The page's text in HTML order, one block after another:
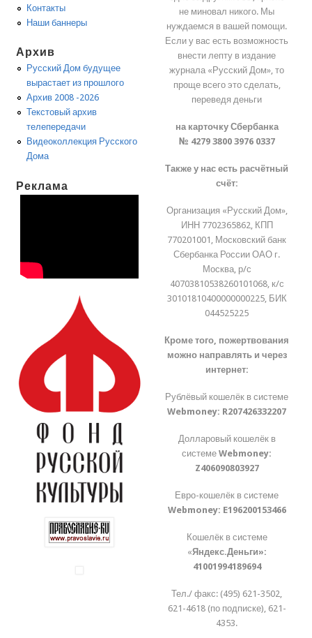
Контакты
Наши баннеры
Архив
Русский Дом будущее
вырастает из прошлого
Архив 2008 -2026
Текстовый архив
телепередачи
Видеоколлекция Русского
Дома
Реклама
не миновал никого. Мы
нуждаемся в вашей помощи.
Если у вас есть возможность
внести лепту в издание
журнала «Русский Дом», то
проще всего это сделать,
переведя деньги
на карточку Сбербанка
№ 4279 3800 3976 0337
Также у нас есть расчётный
счёт:
Организация «Русский Дом»,
ИНН 7702365862, КПП
770201001, Московский банк
Сбербанка России ОАО г.
Москва, р/с
40703810538260101068, к/с
30101810400000000225, БИК
044525225
Кроме того, пожертвования
можно направлять и через
интернет:
Рублёвый кошелёк в системе
Webmoney: R207426332207
Долларовый кошелёк в
системеWebmoney:
Z406090803927
Евро-кошелёк в системе
Webmoney: E196200153466
Кошелёк в системе
«Яндекс.Деньги»:
41001994189694
Тел./ факс: (495) 621-3502,
621-4618 (по подписке), 621-
4353.